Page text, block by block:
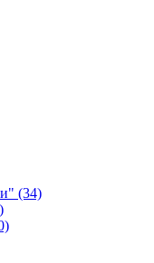
(34)